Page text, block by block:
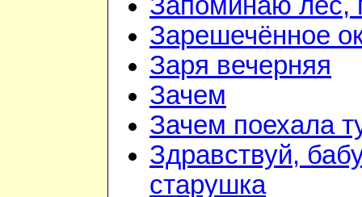
Запоминаю лес,
Зарешечённое
Заря вечерняя
Зачем
Зачем поехала
Здравствуй,
старушка